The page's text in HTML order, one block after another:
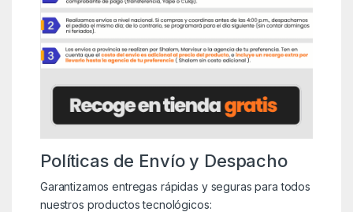
Políticas de Envío y Despacho
Garantizamos entregas rápidas y seguras para todos
nuestros productos tecnológicos: